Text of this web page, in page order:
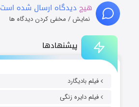
پیشنهادها
فیلم بادیگارد
فیلم دایره زنگی
هیچ دیدگاه ارسال شده است
نمایش / مخفی کردن دیدگاه ها